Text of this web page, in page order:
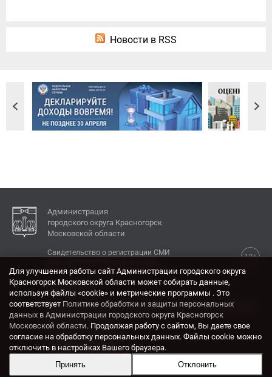
Новости в RSS
Администрация
городского округа Красногорск
Московской области
12+
Свидетельство о регистрации СМИ
КОНТАКТЫ
Адрес: 143404, Московская область, г. Красногорск,
ул. Ленина, дом 4.
Электронная почта:
krasrn@mosreg.ru
Разработка и поддержка сайта ADN
Для улучшения работы сайт Администрации городского округа
Красногорск Московской области может собирать данные,
используя файлы «cookie» и метрические программы . Это
соответствует Политике обработки и защиты персональных
данных в Администрации городского округа Красногорск
Московской области. Продолжая работу с сайтом, Вы даете свое
согласие на обработку персональных данных. Файлы cookie можно
отключить в настройках Вашего браузера.
Принять
Отклонить